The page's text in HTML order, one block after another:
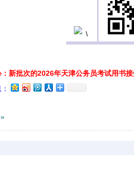
新批次的2026年天津公务员考试用书